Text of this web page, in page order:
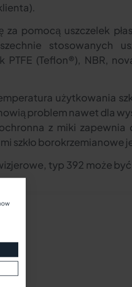
za pomocą uszczelek
stosowanych
PTFE (Teflon®), NBR,
użytkowania
problem nawet dla
z miki
szkło borokrzemianowe
typ 392 może